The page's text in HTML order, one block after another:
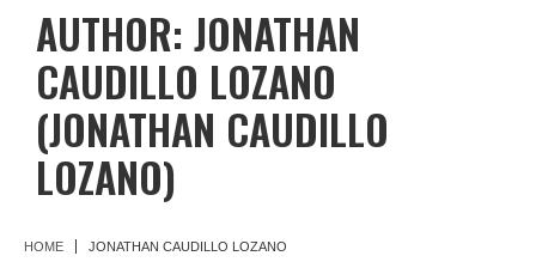
AUTHOR: JONATHAN
CAUDILLO LOZANO
(JONATHAN CAUDILLO
LOZANO)
HOME JONATHAN CAUDILLO LOZANO